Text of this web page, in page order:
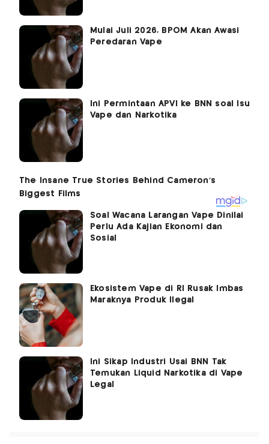
Mulai Juli 2026, BPOM Akan Awasi
Peredaran Vape
Ini Permintaan APVI ke BNN soal Isu
Vape dan Narkotika
Soal Wacana Larangan Vape Dinilai
Perlu Ada Kajian Ekonomi dan
Sosial
Ekosistem Vape di RI Rusak Imbas
Maraknya Produk Ilegal
Ini Sikap Industri Usai BNN Tak
Temukan Liquid Narkotika di Vape
Legal